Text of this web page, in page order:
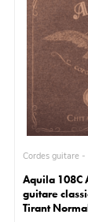
Aquila 108C
guitare
Tirant